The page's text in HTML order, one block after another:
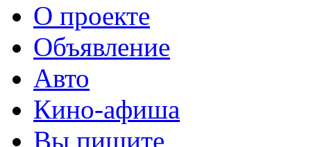
О проекте
Объявление
Авто
Кино-афиша
Вы пишите